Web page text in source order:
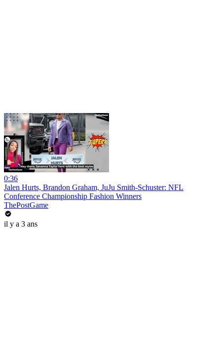
0:36
Jalen Hurts, Brandon Graham, JuJu Smith-Schuster: NFL
Conference Championship Fashion Winners
ThePostGame
il y a 3 ans